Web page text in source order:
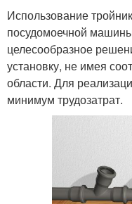
Использование
посудомоечной
целесообразное
установку, не имея
области. Для
минимум трудозатрат.